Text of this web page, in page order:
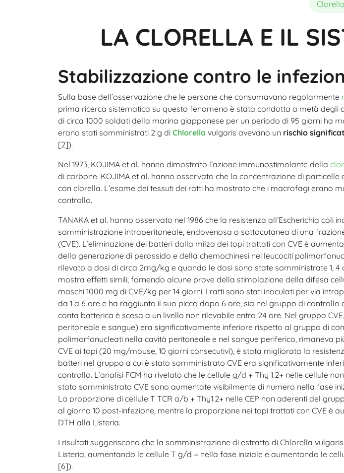
Clorella
LA CLORELLA E IL
Stabilizzazione contro le
Sulla base dell’osservazione che le persone che consumavano regolarmente
prima ricerca sistematica su questo fenomeno è stata condotta a metà degli
di circa 1000 soldati della marina giapponese per un periodo di 95 giorni ha
erano stati somministrati 2 g di Chlorella vulgaris avevano un rischio
[2]).
Nel 1973, KOJIMA et al. hanno dimostrato l’azione immunostimolante della
di carbone. KOJIMA et al. hanno osservato che la concentrazione di
con clorella. L’esame dei tessuti dei ratti ha mostrato che i macrofagi erano
controllo.
TANAKA et al. hanno osservato nel 1986 che la resistenza all’Escherichia
somministrazione intraperitoneale, endovenosa o sottocutanea di una
(CVE). L’eliminazione dei batteri dalla milza dei topi trattati con CVE è
della generazione di perossido e della chemochinesi nei leucociti
rilevato a dosi di circa 2mg/kg e quando le dosi sono state somministrate 1,
mostra effetti simili, fornendo alcune prove della stimolazione della difesa
maschi 1000 mg di CVE/kg per 14 giorni. I ratti sono stati inoculati per via
da 1 a 6 ore e ha raggiunto il suo picco dopo 6 ore, sia nel gruppo di
conta batterica è scesa a un livello non rilevabile entro 24 ore. Nel gruppo
peritoneale e sangue) era significativamente inferiore rispetto al gruppo di
polimorfonucleati nella cavità peritoneale e nel sangue periferico, rimaneva
CVE ai topi (20 mg/mouse, 10 giorni consecutivi), è stata migliorata la
batteri nel gruppo a cui è stato somministrato CVE era significativamente
controllo. L’analisi FCM ha rivelato che le cellule g/d + Thy 1.2+ nelle cellule
stato somministrato CVE sono aumentate visibilmente di numero nella fase
La proporzione di cellule T TCR a/b + Thy1.2+ nelle CEP non aderenti del
al giorno 10 post-infezione, mentre la proporzione nei topi trattati con CVE è
DTH alla Listeria.
I risultati suggeriscono che la somministrazione di estratto di Chlorella
Listeria, aumentando le cellule T g/d + nella fase iniziale e aumentando le
[6]).